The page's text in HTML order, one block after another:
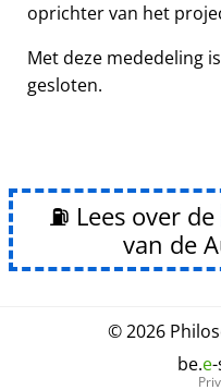
oprichter van het
Met deze mededeling
gesloten.
⛽ Lees over de
van de
© 2026
be.e